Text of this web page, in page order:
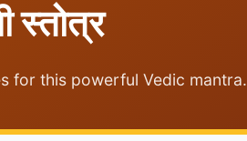
for this powerful Vedic mantra.